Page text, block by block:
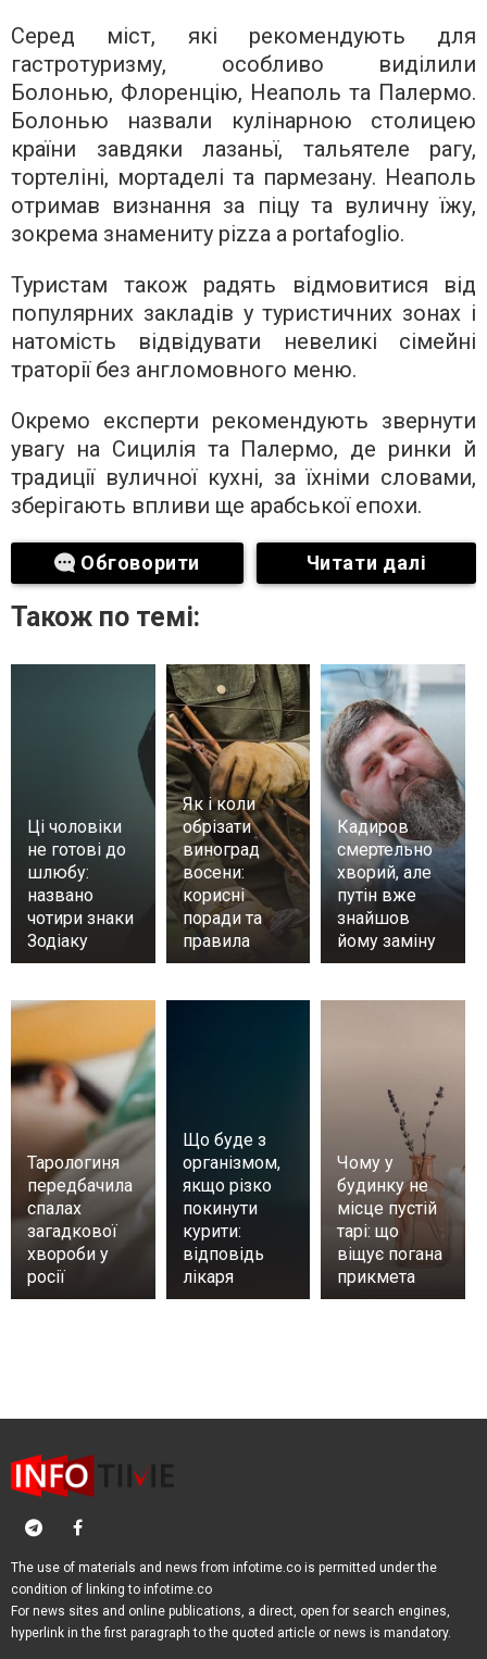
Серед міст, які рекомендують для
гастротуризму, особливо виділили
Болонью, Флоренцію, Неаполь та Палермо.
Болонью назвали кулінарною столицею
країни завдяки лазаньї, тальятеле рагу,
тортеліні, мортаделі та пармезану. Неаполь
отримав визнання за піцу та вуличну їжу,
зокрема знамениту pizza a portafoglio.
Туристам також радять відмовитися від
популярних закладів у туристичних зонах і
натомість відвідувати невеликі сімейні
траторії без англомовного меню.
Окремо експерти рекомендують звернути
увагу на Сицилія та Палермо, де ринки й
традиції вуличної кухні, за їхніми словами,
зберігають впливи ще арабської епохи.
Обговорити Читати далі
Також по темі:
Ці чоловіки
не готові до
шлюбу:
названо
чотири знаки
Зодіаку
Як і коли
обрізати
виноград
восени:
корисні
поради та
правила
Кадиров
смертельно
хворий, але
путін вже
знайшов
йому заміну
Тарологиня
передбачила
спалах
загадкової
хвороби у
росії
Що буде з
організмом,
якщо різко
покинути
курити:
відповідь
лікаря
Чому у
будинку не
місце пустій
тарі: що
віщує погана
прикмета
The use of materials and news from infotime.co is permitted under the
condition of linking to infotime.co
For news sites and online publications, a direct, open for search engines,
hyperlink in the first paragraph to the quoted article or news is mandatory.